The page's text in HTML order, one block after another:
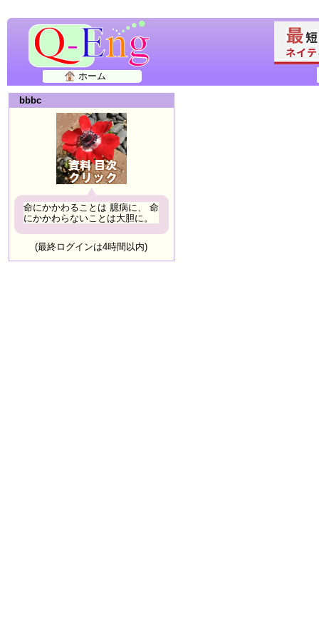
ホーム
bbbc
命にかかわることは 臆病に、 命
にかかわらないことは大胆に。
(最終ログインは4時間以内)